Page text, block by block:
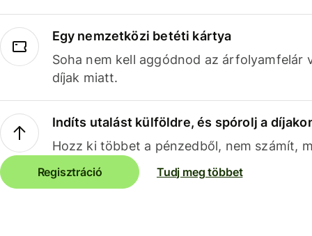
Egy nemzetközi betéti kártya
Soha nem kell aggódnod az árfolyamfelár
díjak miatt.
Indíts utalást külföldre, és spórolj a
Hozz ki többet a pénzedből, nem számít,
Regisztráció Tudj meg többet